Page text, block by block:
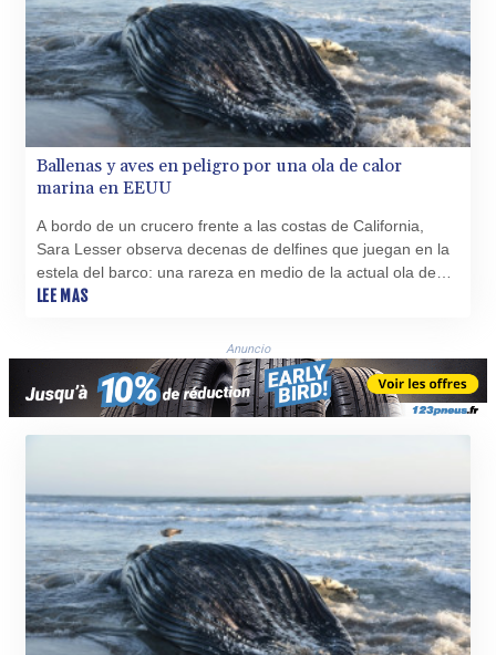
Ballenas y aves en peligro por una ola de calor
marina en EEUU
A bordo de un crucero frente a las costas de California,
Sara Lesser observa decenas de delfines que juegan en la
estela del barco: una rareza en medio de la actual ola de
calor marina, según esta guía del acuario de Long Beach.
LEE MAS
Anuncio